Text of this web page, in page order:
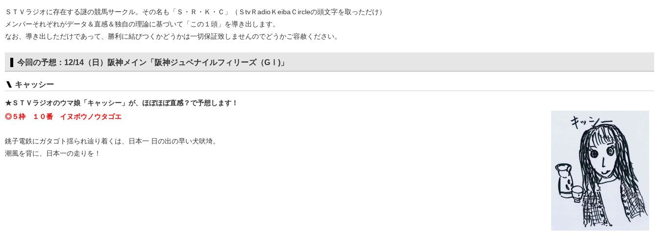
ＳＴＶラジオに存在する謎の競馬サークル。その名も「Ｓ・Ｒ・Ｋ・Ｃ」（ＳtvＲadioＫeibaＣircleの頭文字を取っただけ）
メンバーそれぞれがデータ＆直感＆独自の理論に基づいて「この１頭」を導き出します。
なお、導き出しただけであって、勝利に結びつくかどうかは一切保証致しませんのでどうかご容赦ください。
今回の予想：12/14（日）阪神メイン「阪神ジュベナイルフィリーズ（GⅠ)」
キャッシー
★ＳＴＶラジオのウマ娘「キャッシー」が、ほぼほぼ直感？で予想します！
◎５枠 １０番 イヌボウノウタゴエ
銚子電鉄にガタゴト揺られ辿り着くは、日本一 日の出の早い犬吠埼。
潮風を背に、日本一の走りを！